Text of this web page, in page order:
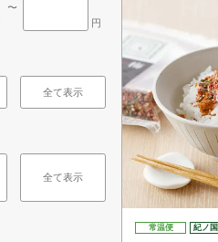
〜
円
全て表示
全て表示
常温便 紀ノ